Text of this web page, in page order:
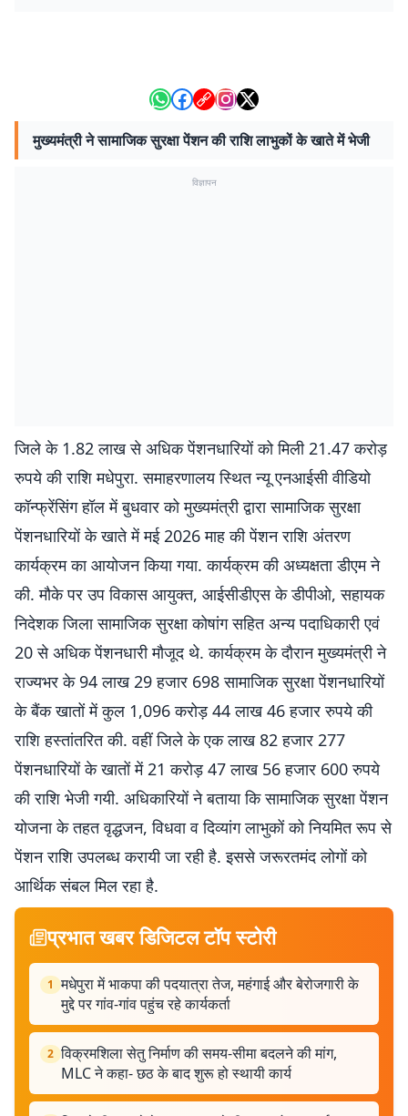
मुख्यमंत्री ने सामाजिक सुरक्षा पेंशन की राशि लाभुकों के खाते में भेजी
विज्ञापन
जिले के 1.82 लाख से अधिक पेंशनधारियों को मिली 21.47 करोड़
रुपये की राशि मधेपुरा. समाहरणालय स्थित न्यू एनआईसी वीडियो
कॉन्फ्रेंसिंग हॉल में बुधवार को मुख्यमंत्री द्वारा सामाजिक सुरक्षा
पेंशनधारियों के खाते में मई 2026 माह की पेंशन राशि अंतरण
कार्यक्रम का आयोजन किया गया. कार्यक्रम की अध्यक्षता डीएम ने
की. मौके पर उप विकास आयुक्त, आईसीडीएस के डीपीओ, सहायक
निदेशक जिला सामाजिक सुरक्षा कोषांग सहित अन्य पदाधिकारी एवं
20 से अधिक पेंशनधारी मौजूद थे. कार्यक्रम के दौरान मुख्यमंत्री ने
राज्यभर के 94 लाख 29 हजार 698 सामाजिक सुरक्षा पेंशनधारियों
के बैंक खातों में कुल 1,096 करोड़ 44 लाख 46 हजार रुपये की
राशि हस्तांतरित की. वहीं जिले के एक लाख 82 हजार 277
पेंशनधारियों के खातों में 21 करोड़ 47 लाख 56 हजार 600 रुपये
की राशि भेजी गयी. अधिकारियों ने बताया कि सामाजिक सुरक्षा पेंशन
योजना के तहत वृद्धजन, विधवा व दिव्यांग लाभुकों को नियमित रूप से
पेंशन राशि उपलब्ध करायी जा रही है. इससे जरूरतमंद लोगों को
आर्थिक संबल मिल रहा है.
प्रभात खबर डिजिटल टॉप स्टोरी
1 मधेपुरा में भाकपा की पदयात्रा तेज, महंगाई और बेरोजगारी के
मुद्दे पर गांव-गांव पहुंच रहे कार्यकर्ता
2 विक्रमशिला सेतु निर्माण की समय-सीमा बदलने की मांग,
MLC ने कहा- छठ के बाद शुरू हो स्थायी कार्य